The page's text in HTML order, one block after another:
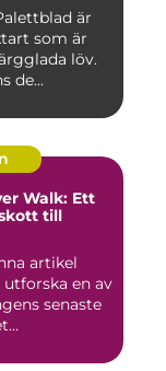
är
som är
löv.
de...
Walk: Ett
till
artikel
en av
senaste